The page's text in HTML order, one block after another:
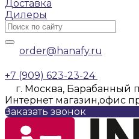
Доставка
Дилеры
order@hanafy.ru
+7 (909) 623-23-24
г. Москва, Барабанный
Интернет магазин,офис
Заказать звонок